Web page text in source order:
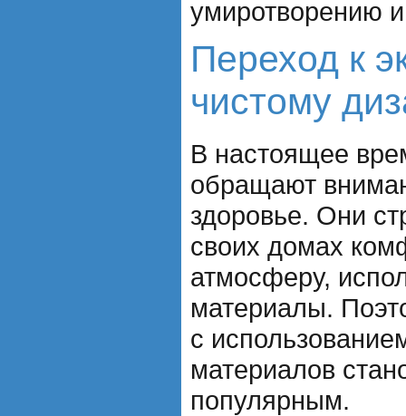
умиротворению
Переход к
чистому
В настоящее
обращают
здоровье. Они
своих домах
атмосферу,
материалы.
с
материалов
популярным.